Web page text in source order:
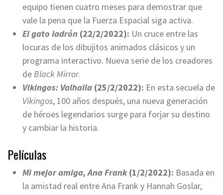
equipo tienen cuatro meses para demostrar que
vale la pena que la Fuerza Espacial siga activa.
El gato ladrón (22/2/2022): Un cruce entre las
locuras de los dibujitos animados clásicos y un
programa interactivo. Nueva serie de los creadores
deBlack Mirror.
Vikingos: Valhalla (25/2/2022): En esta secuela de
Vikingos, 100 años después, una nueva generación
de héroes legendarios surge para forjar su destino
y cambiar la historia.
Películas
Mi mejor amiga, Ana Frank(1/2/2022): Basada en
la amistad real entre Ana Frank y Hannah Goslar,